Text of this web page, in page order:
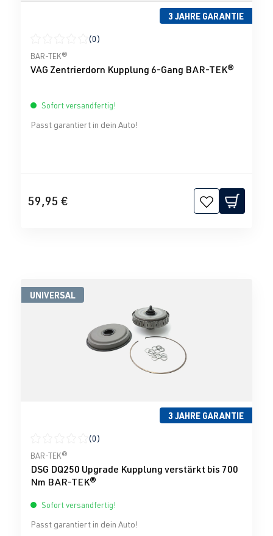
3 JAHRE GARANTIE
Durchschnittliche Bewertung von 0 von 5 Sternen
(0)
BAR-TEK®
VAG Zentrierdorn Kupplung 6-Gang BAR-TEK®
Sofort versandfertig!
Passt garantiert in dein Auto!
59,95 €
UNIVERSAL
3 JAHRE GARANTIE
Durchschnittliche Bewertung von 0 von 5 Sternen
(0)
BAR-TEK®
DSG DQ250 Upgrade Kupplung verstärkt bis 700
Nm BAR-TEK®
Sofort versandfertig!
Passt garantiert in dein Auto!